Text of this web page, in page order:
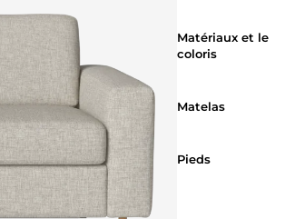
Matériaux et le
coloris
Matelas
Pieds